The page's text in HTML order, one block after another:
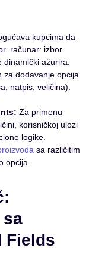
kupcima da
računar: izbor
ažurira.
za dodavanje opcija
natpis, veličina).
Za primenu
korisničkoj ulozi
logike.
sa različitim
opcija.
Fields